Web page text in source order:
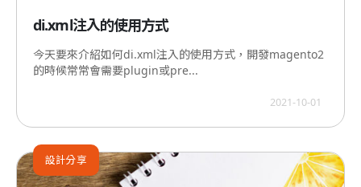
di.xml注入的使用方式
今天要來介紹如何di.xml注入的使用方式，開發magento2
的時候常常會需要plugin或pre...
2021-10-01
設計分享